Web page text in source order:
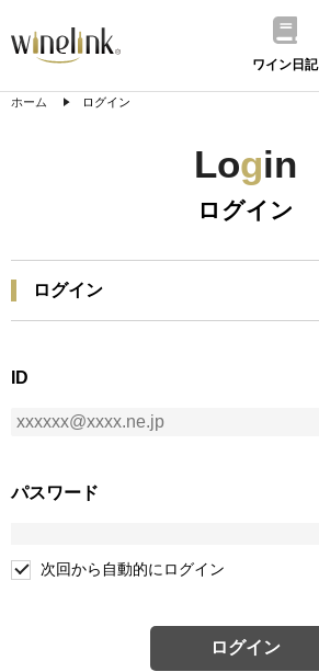
ワイン日記
ホーム ログイン
Login
ログイン
ログイン
ID
パスワード
次回から自動的にログイン
ログイン